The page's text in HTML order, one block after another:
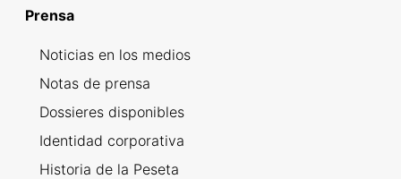
Prensa
Noticias en los medios
Notas de prensa
Dossieres disponibles
Identidad corporativa
Historia de la Peseta